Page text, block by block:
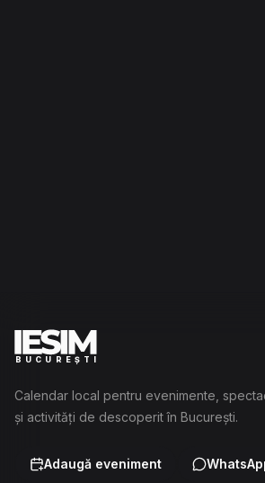
BUCUREȘTI
Calendar local pentru evenimente,
și activități de descoperit în București.
Adaugă eveniment